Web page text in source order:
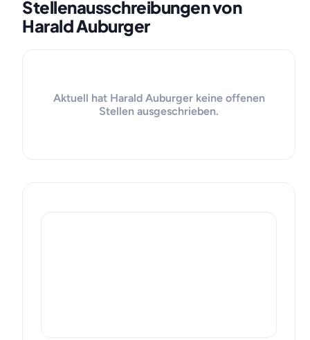
Stellenausschreibungen von
Harald Auburger
Aktuell hat Harald Auburger keine offenen
Stellen ausgeschrieben.